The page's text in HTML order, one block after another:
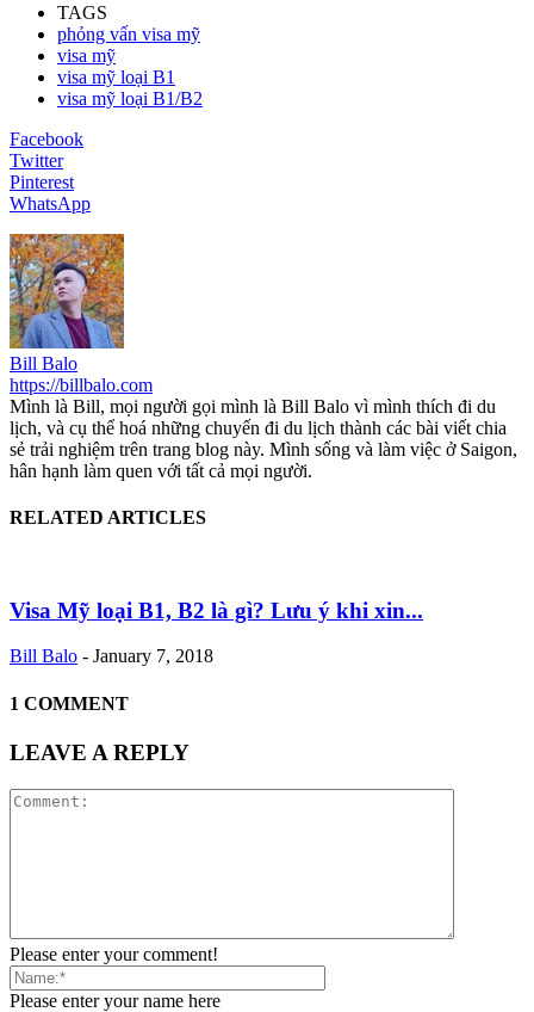
TAGS
phỏng vấn visa mỹ
visa mỹ
visa mỹ loại B1
visa mỹ loại B1/B2
Facebook
Twitter
Pinterest
WhatsApp
Bill Balo
https://billbalo.com
Mình là Bill, mọi người gọi mình là Bill Balo vì mình thích đi du
lịch, và cụ thể hoá những chuyến đi du lịch thành các bài viết chia
sẻ trải nghiệm trên trang blog này. Mình sống và làm việc ở Saigon,
hân hạnh làm quen với tất cả mọi người.
RELATED ARTICLES
Visa Mỹ loại B1, B2 là gì? Lưu ý khi xin...
Bill Balo - January 7, 2018
1 COMMENT
LEAVE A REPLY
Please enter your comment!
Please enter your name here